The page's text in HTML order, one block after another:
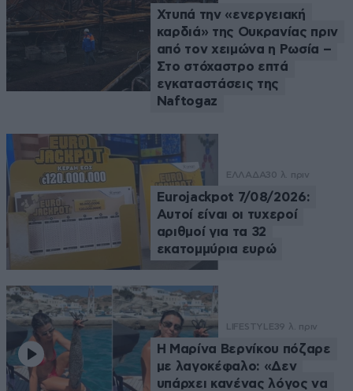
Χτυπά την «ενεργειακή
καρδιά» της Ουκρανίας πριν
από τον χειμώνα η Ρωσία –
Στο στόχαστρο επτά
εγκαταστάσεις της
Naftogaz
ΕΛΛΑΔΑ30 λ. πριν
Eurojackpot 7/08/2026:
Αυτοί είναι οι τυχεροί
αριθμοί για τα 32
εκατομμύρια ευρώ
LIFESTYLE39 λ. πριν
Η Μαρίνα Βερνίκου πόζαρε
με λαγοκέφαλο: «Δεν
υπάρχει κανένας λόγος να